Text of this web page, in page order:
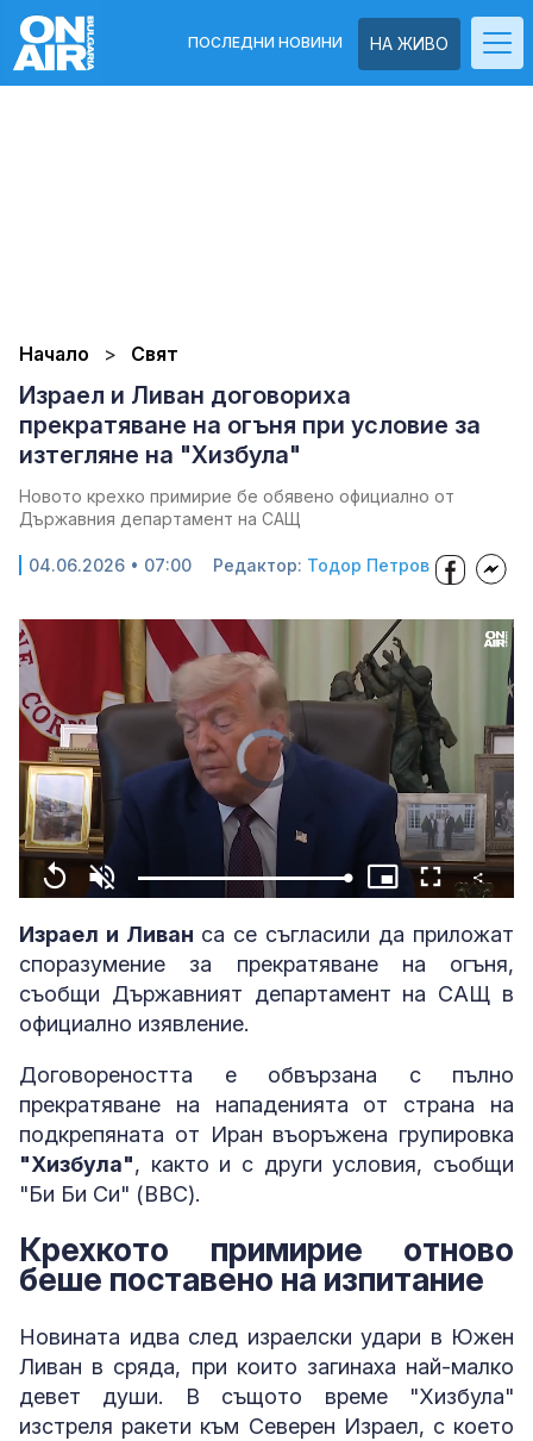
НА ЖИВО
ПОСЛЕДНИ НОВИНИ
Начало Свят
Израел и Ливан договориха
прекратяване на огъня при условие за
изтегляне на "Хизбула"
Новото крехко примирие бе обявено официално от
Държавния департамент на САЩ
04.06.2026 • 07:00 Редактор: Тодор Петров
Video
Player
is
loading.
Replay Unmute Loaded:
Picture-
Fullscreen
Израел и Ливан са се съгласили да приложат
споразумение за прекратяване на огъня,
съобщи Държавният департамент на САЩ в
официално изявление.
Договореността е обвързана с пълно
прекратяване на нападенията от страна на
подкрепяната от Иран въоръжена групировка
"Хизбула", както и с други условия, съобщи
"Би Би Си" (BBC).
Крехкото примирие отново
беше поставено на изпитание
Новината идва след израелски удари в Южен
Ливан в сряда, при които загинаха най-малко
девет души. В същото време "Хизбула"
изстреля ракети към Северен Израел, с което